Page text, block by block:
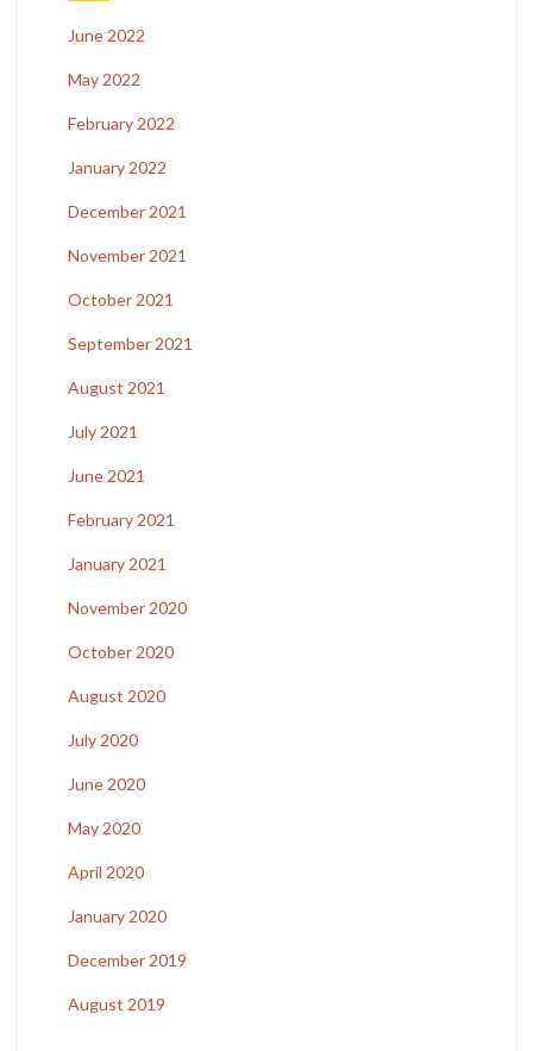
June 2022
May 2022
February 2022
January 2022
December 2021
November 2021
October 2021
September 2021
August 2021
July 2021
June 2021
February 2021
January 2021
November 2020
October 2020
August 2020
July 2020
June 2020
May 2020
April 2020
January 2020
December 2019
August 2019